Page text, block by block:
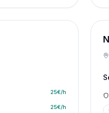
25€/h
25€/h